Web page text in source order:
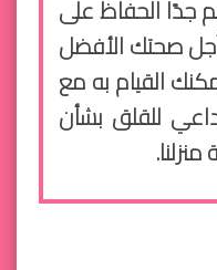
جدًا الحفاظ على
صحتك الأفضل
القيام به مع
للقلق بشأن